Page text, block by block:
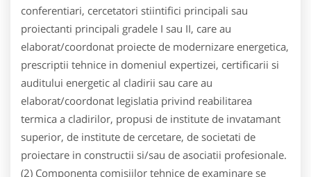
conferentiari, cercetatori stiintifici principali sau
proiectanti principali gradele I sau II, care au
elaborat/coordonat proiecte de modernizare energetica,
prescriptii tehnice in domeniul expertizei, certificarii si
auditului energetic al cladirii sau care au
elaborat/coordonat legislatia privind reabilitarea
termica a cladirilor, propusi de institute de invatamant
superior, de institute de cercetare, de societati de
proiectare in constructii si/sau de asociatii profesionale.
(2) Componenta comisiilor tehnice de examinare se